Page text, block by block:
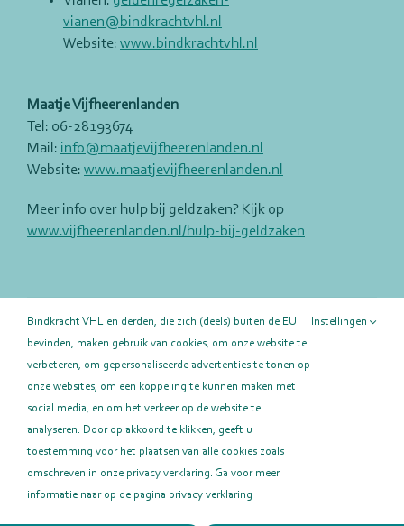
vianen@bindkrachtvhl.nl
Website: www.bindkrachtvhl.nl
Maatje Vijfheerenlanden
Tel: 06-28193674
Mail: info@maatjevijfheerenlanden.nl
Website: www.maatjevijfheerenlanden.nl
Meer info over hulp bij geldzaken? Kijk op
www.vijfheerenlanden.nl/hulp-bij-geldzaken
Facebook
X LinkedIn
E-
mail
Bindkracht VHL en derden, die zich (deels) buiten de EU
bevinden, maken gebruik van cookies, om onze website te
verbeteren, om gepersonaliseerde advertenties te tonen op
onze websites, om een koppeling te kunnen maken met
social media, en om het verkeer op de website te
analyseren. Door op akkoord te klikken, geeft u
toestemming voor het plaatsen van alle cookies zoals
omschreven in onze privacy verklaring. Ga voor meer
informatie naar op de pagina privacy verklaring
Instellingen